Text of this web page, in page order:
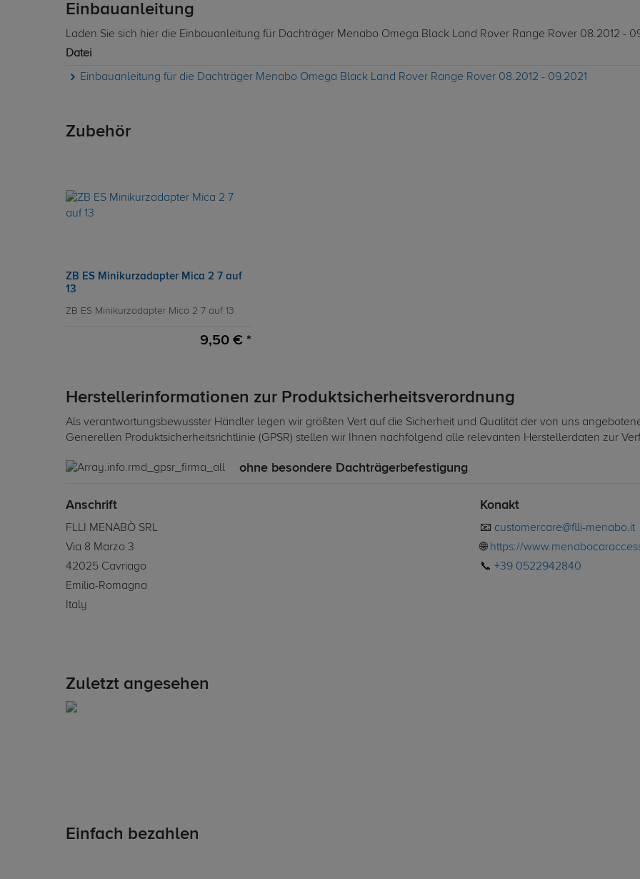
Einbauanleitung
Laden Sie sich hier die Einbauanleitung für Dachträger Menabo Omega Black Land Rover Range Rover 08.2012 -
Datei
Einbauanleitung für die Dachträger Menabo Omega Black Land Rover Range Rover 08.2012 - 09.2021
Zubehör
ZB ES Minikurzadapter Mica 2 7 auf
13
ZB ES Minikurzadapter Mica 2 7 auf 13
9,50 € *
Herstellerinformationen zur Produktsicherheitsverordnung
Als verantwortungsbewusster Händler legen wir größten Vert auf die Sicherheit und Qualität der von uns
Generellen Produktsicherheitsrichtlinie (GPSR) stellen wir Ihnen nachfolgend alle relevanten Herstellerdaten zur
ohne besondere Dachträgerbefestigung
Anschrift
FLLI MENABÒ SRL
Via 8 Marzo 3
42025 Cavriago
Emilia-Romagna
Italy
Konakt
📧 customercare@flli-menabo.it
🌐 https://
📞 +39 0522942840
Zuletzt angesehen
Einfach bezahlen